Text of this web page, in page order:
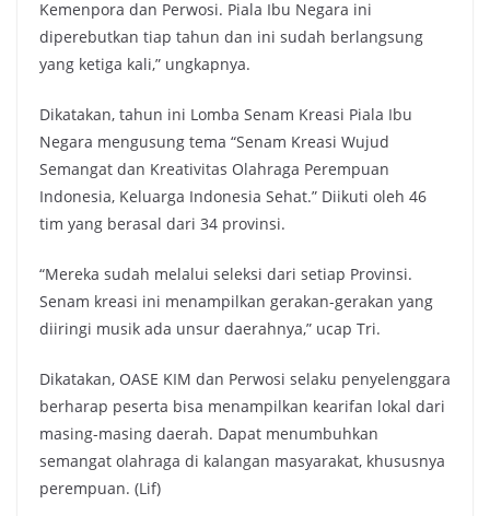
Kemenpora dan Perwosi. Piala Ibu Negara ini
diperebutkan tiap tahun dan ini sudah berlangsung
yang ketiga kali,” ungkapnya.
Dikatakan, tahun ini Lomba Senam Kreasi Piala Ibu
Negara mengusung tema “Senam Kreasi Wujud
Semangat dan Kreativitas Olahraga Perempuan
Indonesia, Keluarga Indonesia Sehat.” Diikuti oleh 46
tim yang berasal dari 34 provinsi.
“Mereka sudah melalui seleksi dari setiap Provinsi.
Senam kreasi ini menampilkan gerakan-gerakan yang
diiringi musik ada unsur daerahnya,” ucap Tri.
Dikatakan, OASE KIM dan Perwosi selaku penyelenggara
berharap peserta bisa menampilkan kearifan lokal dari
masing-masing daerah. Dapat menumbuhkan
semangat olahraga di kalangan masyarakat, khususnya
perempuan. (Lif)